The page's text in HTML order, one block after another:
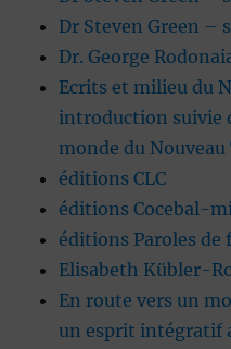
Dr Steven Green –
Dr. George
Ecrits et milieu du
introduction suivie
monde du
éditions CLC
éditions Cocebal-
éditions Paroles de
Elisabeth Kübler-
En route vers un
un esprit intégratif